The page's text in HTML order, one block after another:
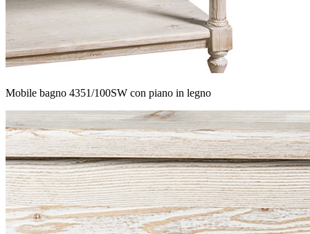
Mobile bagno 4351/100SW con piano in legno